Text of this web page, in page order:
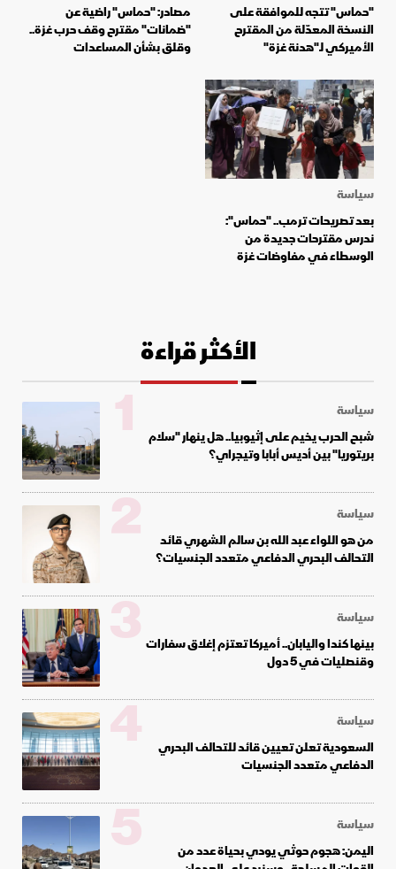
"حماس" تتجه للموافقة على
النسخة المعدّلة من المقترح
الأميركي لـ"هدنة غزة"
مصادر: "حماس" راضية عن
"ضمانات" مقترح وقف حرب غزة..
وقلق بشأن المساعدات
سياسة
بعد تصريحات ترمب.. "حماس":
ندرس مقترحات جديدة من
الوسطاء في مفاوضات غزة
الأكثر قراءة
سياسة
شبح الحرب يخيم على إثيوبيا.. هل ينهار "سلام
بريتوريا" بين أديس أبابا وتيجراي؟
1
سياسة
من هو اللواء عبد الله بن سالم الشهري قائد
التحالف البحري الدفاعي متعدد الجنسيات؟
2
سياسة
بينها كندا واليابان.. أميركا تعتزم إغلاق سفارات
وقنصليات في 5 دول
3
سياسة
السعودية تعلن تعيين قائد للتحالف البحري
الدفاعي متعدد الجنسيات
4
سياسة
اليمن: هجوم حوثي يودي بحياة عدد من
5